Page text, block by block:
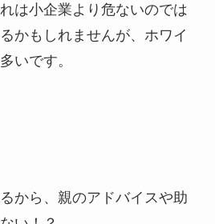
は小企業より危ないのでは
かもしれませんが、ホワイ
いです。
から、親のアドバイスや助